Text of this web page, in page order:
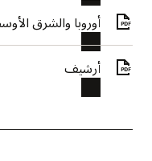
أوروبا والشرق
أرشيف